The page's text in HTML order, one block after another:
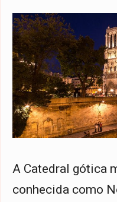
A Catedral gótica
conhecida como